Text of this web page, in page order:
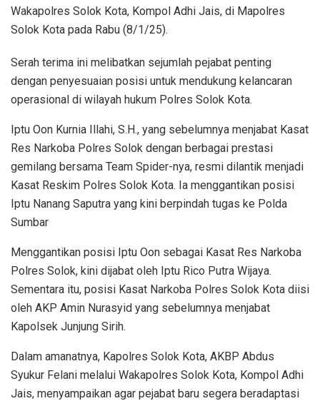
Wakapolres Solok Kota, Kompol Adhi Jais, di Mapolres
Solok Kota pada Rabu (8/1/25).
Serah terima ini melibatkan sejumlah pejabat penting
dengan penyesuaian posisi untuk mendukung kelancaran
operasional di wilayah hukum Polres Solok Kota.
Iptu Oon Kurnia Illahi, S.H., yang sebelumnya menjabat Kasat
Res Narkoba Polres Solok dengan berbagai prestasi
gemilang bersama Team Spider-nya, resmi dilantik menjadi
Kasat Reskim Polres Solok Kota. Ia menggantikan posisi
Iptu Nanang Saputra yang kini berpindah tugas ke Polda
Sumbar
Menggantikan posisi Iptu Oon sebagai Kasat Res Narkoba
Polres Solok, kini dijabat oleh Iptu Rico Putra Wijaya.
Sementara itu, posisi Kasat Narkoba Polres Solok Kota diisi
oleh AKP Amin Nurasyid yang sebelumnya menjabat
Kapolsek Junjung Sirih.
Dalam amanatnya, Kapolres Solok Kota, AKBP Abdus
Syukur Felani melalui Wakapolres Solok Kota, Kompol Adhi
Jais, menyampaikan agar pejabat baru segera beradaptasi